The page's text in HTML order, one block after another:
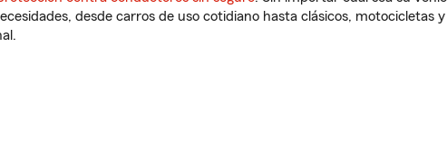
desde carros de uso cotidiano hasta clásicos, motocicletas